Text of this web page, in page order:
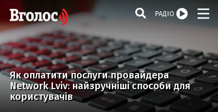
РАДІО
Як оплатити послуги провайдера
Network Lviv: найзручніші способи для
користувачів